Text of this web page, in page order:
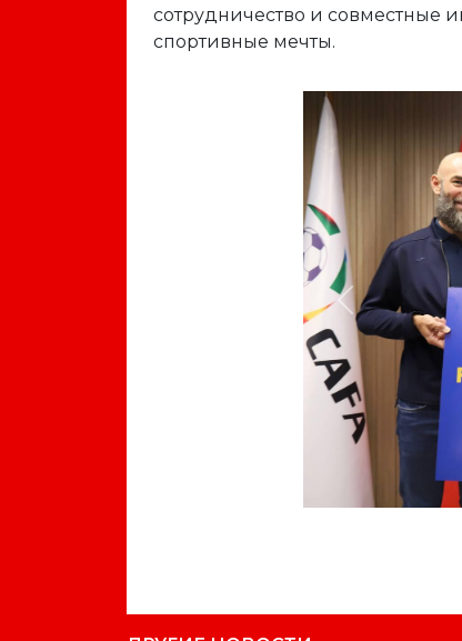
сотрудничество и совместные
спортивные мечты.
Previous